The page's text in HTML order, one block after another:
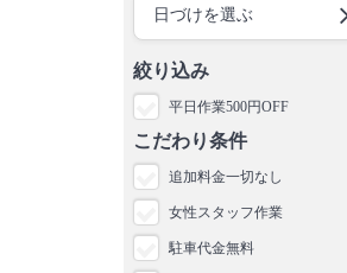
日づけを選ぶ
絞り込み
平日作業500円OFF
こだわり条件
追加料金一切なし
女性スタッフ作業
駐車代金無料